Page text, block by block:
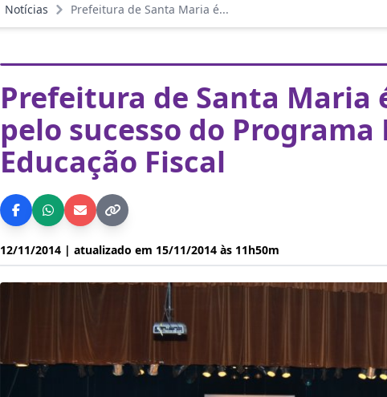
Notícias Prefeitura de Santa Maria é...
Prefeitura de Santa Maria
pelo sucesso do
Educação Fiscal
12/11/2014 | atualizado em 15/11/2014 às 11h50m